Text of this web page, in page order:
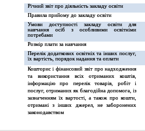
Річний звіт про діяльність закладу освіти
Правила прийому до закладу освіти
Умови доступності закладу освіти для
навчання осіб з особливими освітніми
потребами
Розмір плати за навчання
Перелік додаткових освітніх та інших послуг,
їх вартість, порядок надання та оплати
Кошторис і фінансовий звіт про надходження
та використання всіх отриманих коштів,
інформацію про перелік товарів, робіт і
послуг, отриманих як благодійна допомога, із
зазначенням їх вартості, а також про кошти,
отримані з інших джерел, не заборонених
законодавством